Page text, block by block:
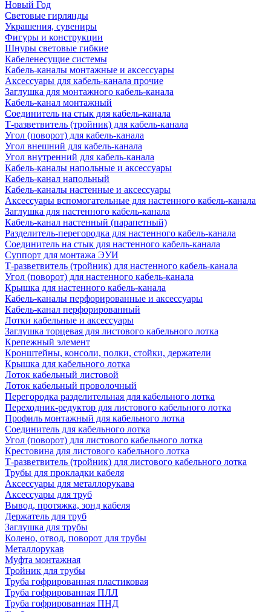
Новый Год
Световые гирлянды
Украшения, сувениры
Фигуры и конструкции
Шнуры световые гибкие
Кабеленесущие системы
Кабель-каналы монтажные и аксессуары
Аксессуары для кабель-канала прочие
Заглушка для монтажного кабель-канала
Кабель-канал монтажный
Соединитель на стык для кабель-канала
Т-разветвитель (тройник) для кабель-канала
Угол (поворот) для кабель-канала
Угол внешний для кабель-канала
Угол внутренний для кабель-канала
Кабель-каналы напольные и аксессуары
Кабель-канал напольный
Кабель-каналы настенные и аксессуары
Аксессуары вспомогательные для настенного кабель-канала
Заглушка для настенного кабель-канала
Кабель-канал настенный (парапетный)
Разделитель-перегородка для настенного кабель-канала
Соединитель на стык для настенного кабель-канала
Суппорт для монтажа ЭУИ
Т-разветвитель (тройник) для настенного кабель-канала
Угол (поворот) для настенного кабель-канала
Крышка для настенного кабель-канала
Кабель-каналы перфорированные и аксессуары
Кабель-канал перфорированный
Лотки кабельные и аксессуары
Заглушка торцевая для листового кабельного лотка
Крепежный элемент
Кронштейны, консоли, полки, стойки, держатели
Крышка для кабельного лотка
Лоток кабельный листовой
Лоток кабельный проволочный
Перегородка разделительная для кабельного лотка
Переходник-редуктор для листового кабельного лотка
Профиль монтажный для кабельного лотка
Соединитель для кабельного лотка
Угол (поворот) для листового кабельного лотка
Крестовина для листового кабельного лотка
Т-разветвитель (тройник) для листового кабельного лотка
Трубы для прокладки кабеля
Аксессуары для металлорукава
Аксессуары для труб
Вывод, протяжка, зонд кабеля
Держатель для труб
Заглушка для трубы
Колено, отвод, поворот для трубы
Металлорукав
Муфта монтажная
Тройник для трубы
Труба гофрированная пластиковая
Труба гофрированная ПЛЛ
Труба гофрированная ПНД